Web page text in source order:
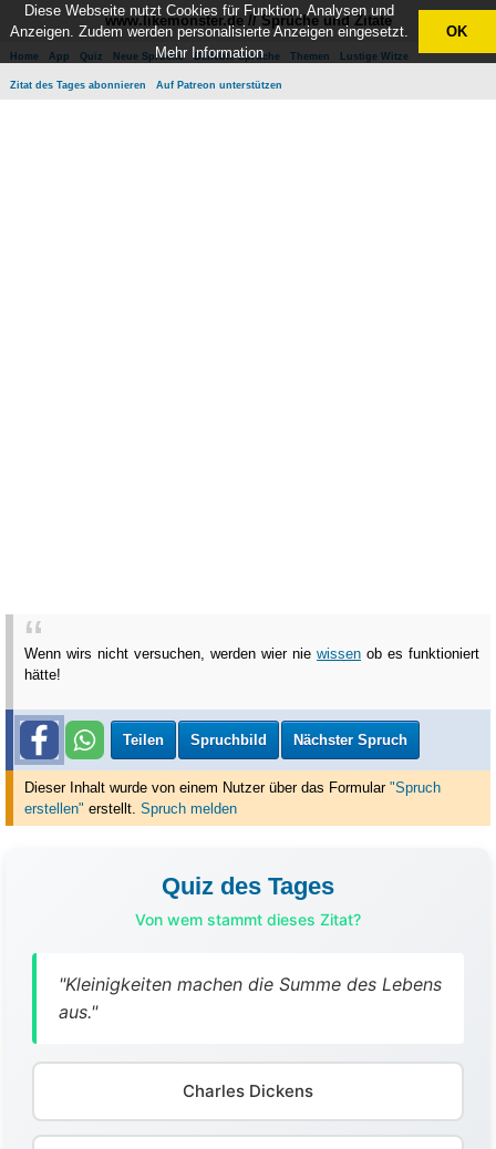
www.likemonster.de // Sprüche und Zitate
Home App Quiz Neue Sprüche Beliebte Sprüche Themen Lustige Witze
Zitat des Tages abonnieren Auf Patreon unterstützen
Wenn wirs nicht versuchen, werden wier nie wissen ob es funktioniert
hätte!
Teilen Spruchbild Nächster Spruch
Dieser Inhalt wurde von einem Nutzer über das Formular "Spruch
erstellen" erstellt. Spruch melden
Quiz des Tages
Von wem stammt dieses Zitat?
"Kleinigkeiten machen die Summe des Lebens
aus."
Charles Dickens
Diese Webseite nutzt Cookies für Funktion, Analysen und
Anzeigen. Zudem werden personalisierte Anzeigen eingesetzt.
Mehr Information
OK